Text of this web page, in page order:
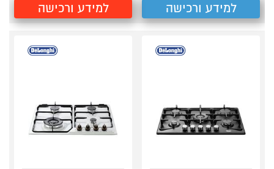
למידע ורכישה למידע ורכישה